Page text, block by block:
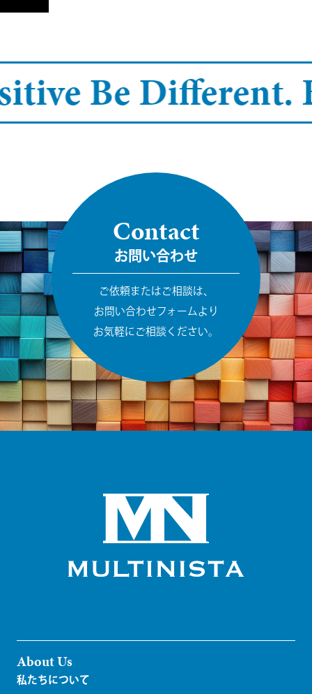
Be Different.
Contact
お問い合わせ
ご依頼またはご相談は、
お問い合わせフォームより
お気軽にご相談ください。
About Us